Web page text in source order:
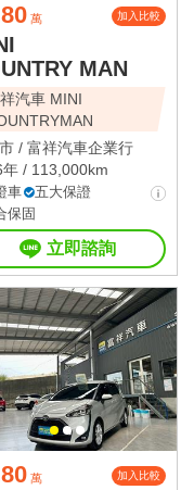
萬 加入比較
MAN
汽車 MINI
/ 富祥汽車企業行
/ 113,000km
車
五大保證
保固
立即諮詢
萬 加入比較